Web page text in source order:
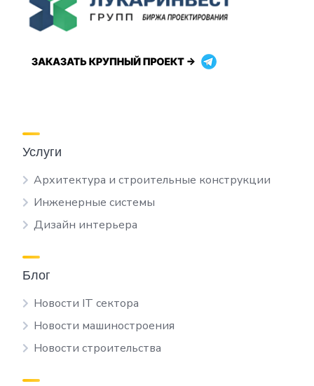
Услуги
Архитектура и строительные конструкции
Инженерные системы
Дизайн интерьера
Блог
Новости IT сектора
Новости машиностроения
Новости строительства